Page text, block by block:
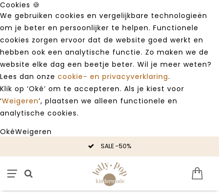
Cookies 🍪
We gebruiken cookies en vergelijkbare technologieën
om je beter en persoonlijker te helpen. Functionele
cookies zorgen ervoor dat de website goed werkt en
hebben ook een analytische functie. Zo maken we de
website elke dag een beetje beter. Wil je meer weten?
Lees dan onze cookie- en privacyverklaring.
Klik op ‘Oké’ om te accepteren. Als je kiest voor
‘Weigeren’, plaatsen we alleen functionele en
analytische cookies.
OkéWeigeren
SALE -50%